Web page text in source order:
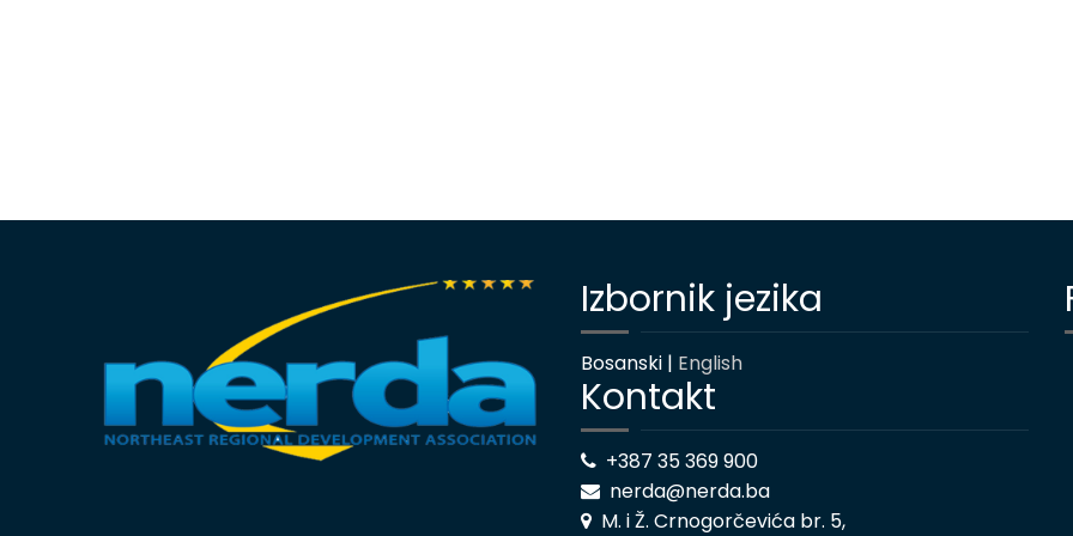
Izbornik jezika
Bosanski | English
Kontakt
+387 35 369 900
nerda@nerda.ba
M. i Ž. Crnogorčevića br. 5,